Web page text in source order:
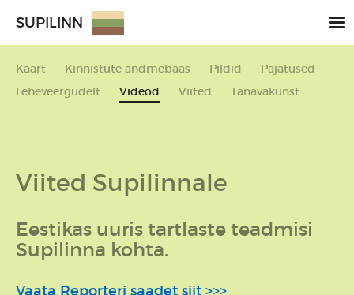
SUPILINN
Kaart Kinnistute andmebaas Pildid
Pajatused
Leheveergudelt
Videod Viited Tänavakunst
Viited Supilinnale
Eestikas uuris tartlaste teadmisi
Supilinna kohta.
Vaata Reporteri saadet siit >>>